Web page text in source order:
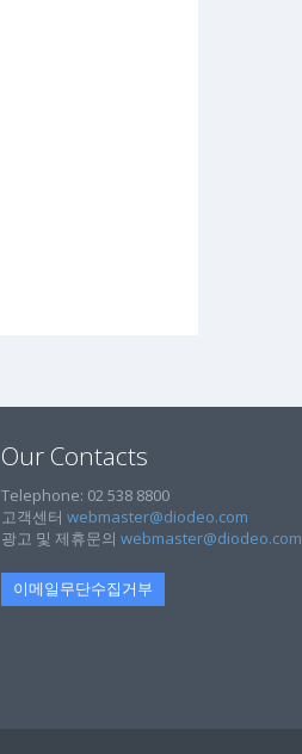
Our Contacts
Telephone: 02 538 8800
고객센터 webmaster@diodeo.com
광고 및 제휴문의 webmaster@diodeo.com
이메일무단수집거부